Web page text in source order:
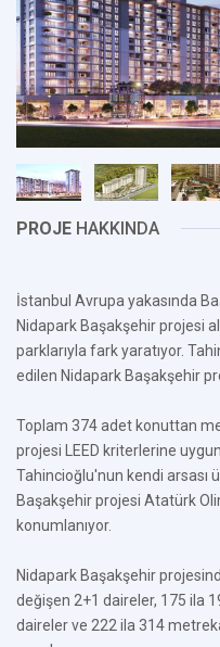
PROJE HAKKINDA
İstanbul Avrupa yakasında
Nidapark Başakşehir projesi
parklarıyla fark yaratıyor.
edilen Nidapark Başakşehir
Toplam 374 adet konuttan
projesi LEED kriterlerine
Tahincioğlu'nun kendi arsası
Başakşehir projesi Atatürk
konumlanıyor.
Nidapark Başakşehir
değişen 2+1 daireler, 175 ila
daireler ve 222 ila 314